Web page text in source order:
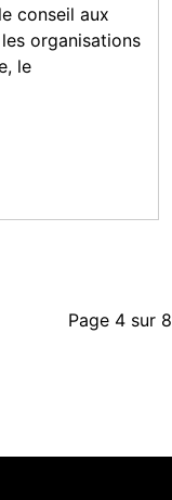
conseil aux
organisations
le
Page 4 sur 8